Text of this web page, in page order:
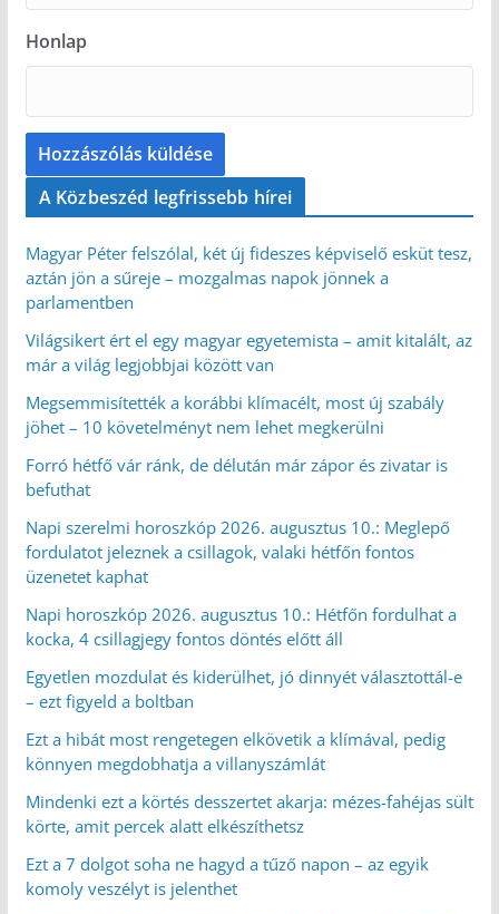
Honlap
A Közbeszéd legfrissebb hírei
Magyar Péter felszólal, két új fideszes képviselő esküt tesz,
aztán jön a sűreje – mozgalmas napok jönnek a
parlamentben
Világsikert ért el egy magyar egyetemista – amit kitalált, az
már a világ legjobbjai között van
Megsemmisítették a korábbi klímacélt, most új szabály
jöhet – 10 követelményt nem lehet megkerülni
Forró hétfő vár ránk, de délután már zápor és zivatar is
befuthat
Napi szerelmi horoszkóp 2026. augusztus 10.: Meglepő
fordulatot jeleznek a csillagok, valaki hétfőn fontos
üzenetet kaphat
Napi horoszkóp 2026. augusztus 10.: Hétfőn fordulhat a
kocka, 4 csillagjegy fontos döntés előtt áll
Egyetlen mozdulat és kiderülhet, jó dinnyét választottál-e
– ezt figyeld a boltban
Ezt a hibát most rengetegen elkövetik a klímával, pedig
könnyen megdobhatja a villanyszámlát
Mindenki ezt a körtés desszertet akarja: mézes-fahéjas sült
körte, amit percek alatt elkészíthetsz
Ezt a 7 dolgot soha ne hagyd a tűző napon – az egyik
komoly veszélyt is jelenthet